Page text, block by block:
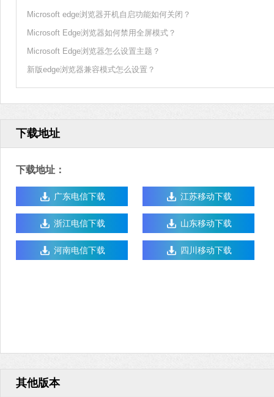
Microsoft edge浏览器开机自启功能如何关闭？
Microsoft Edge浏览器如何禁用全屏模式？
Microsoft Edge浏览器怎么设置主题？
新版edge浏览器兼容模式怎么设置？
下载地址
下载地址：
广东电信下载 江苏移动下载
浙江电信下载 山东移动下载
河南电信下载 四川移动下载
其他版本